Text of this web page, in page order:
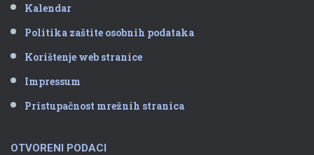
Kalendar
Politika zaštite osobnih podataka
Korištenje web stranice
Impressum
Pristupačnost mrežnih stranica
OTVORENI PODACI